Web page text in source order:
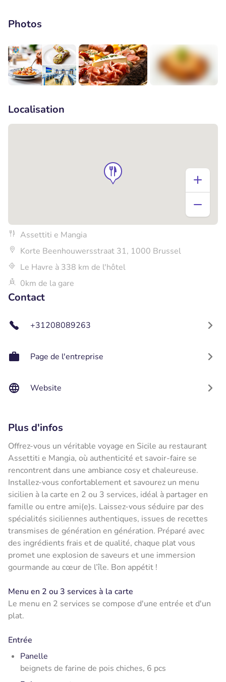
Photos
Localisation
Assettiti e Mangia
Korte Beenhouwersstraat 31, 1000 Brussel
Le Havre à 338 km de l'hôtel
0km de la gare
Contact
+31208089263
Page de l'entreprise
Website
Plus d'infos
Offrez-vous un véritable voyage en Sicile au restaurant
Assettiti e Mangia, où authenticité et savoir-faire se
rencontrent dans une ambiance cosy et chaleureuse.
Installez-vous confortablement et savourez un menu
sicilien à la carte en 2 ou 3 services, idéal à partager en
famille ou entre ami(e)s. Laissez-vous séduire par des
spécialités siciliennes authentiques, issues de recettes
transmises de génération en génération. Préparé avec
des ingrédients frais et de qualité, chaque plat vous
promet une explosion de saveurs et une immersion
gourmande au cœur de l’île. Bon appétit !
Menu en 2 ou 3 services à la carte
Le menu en 2 services se compose d'une entrée et d'un
plat.
Entrée
Panelle
beignets de farine de pois chiches, 6 pcs